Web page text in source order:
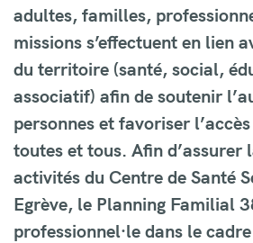
adultes, familles,
missions s’effectuent en lien
du territoire (santé, social,
associatif) afin de soutenir
personnes et favoriser
toutes et tous. Afin d’assurer
activités du Centre de Santé
Egrève, le Planning Familial
professionnel·le dans le cadre